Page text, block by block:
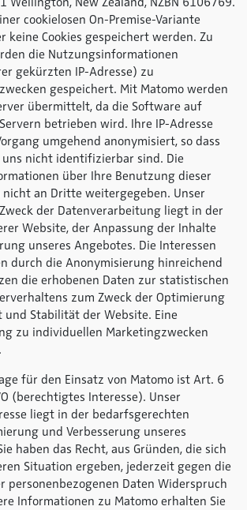
cookielosen On-Premise-Variante
keine Cookies gespeichert werden. Zu
die Nutzungsinformationen
gekürzten IP-Adresse) zu
gespeichert. Mit Matomo werden
übermittelt, da die Software auf
betrieben wird. Ihre IP-Adresse
umgehend anonymisiert, so dass
nicht identifizierbar sind. Die
über Ihre Benutzung dieser
an Dritte weitergegeben. Unser
der Datenverarbeitung liegt in der
Website, der Anpassung der Inhalte
unseres Angebotes. Die Interessen
durch die Anonymisierung hinreichend
die erhobenen Daten zur statistischen
zum Zweck der Optimierung
Stabilität der Website. Eine
zu individuellen Marketingzwecken
für den Einsatz von Matomo ist Art. 6
(berechtigtes Interesse). Unser
liegt in der bedarfsgerechten
und Verbesserung unseres
haben das Recht, aus Gründen, die sich
Situation ergeben, jederzeit gegen die
personenbezogenen Daten Widerspruch
Informationen zu Matomo erhalten Sie